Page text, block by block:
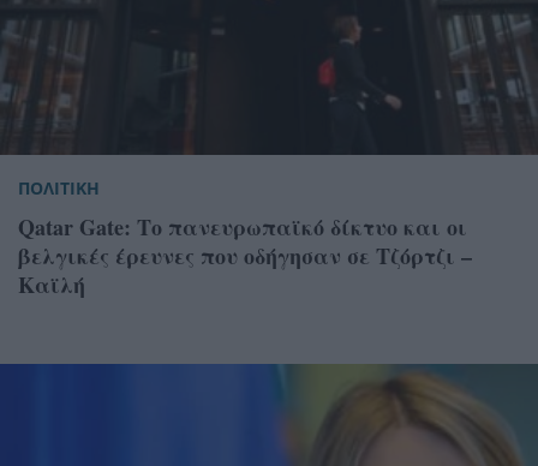
ΠΟΛΙΤΙΚΗ
Qatar Gate: Το πανευρωπαϊκό δίκτυο και οι
βελγικές έρευνες που οδήγησαν σε Τζόρτζι –
Καϊλή